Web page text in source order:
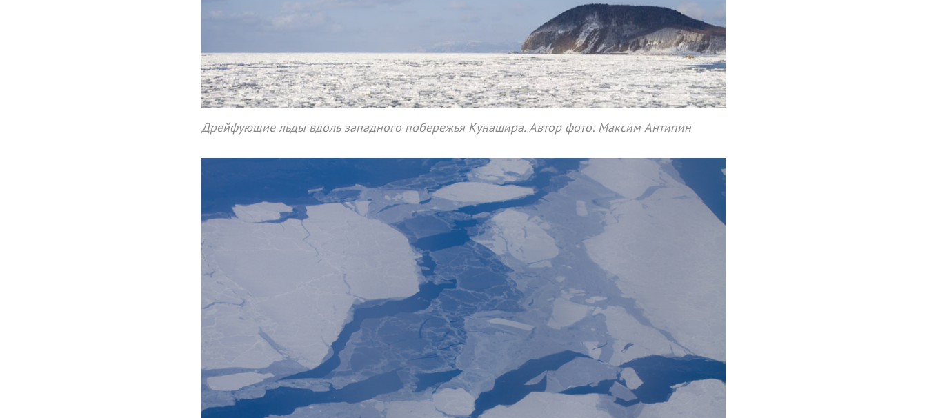
Дрейфующие льды вдоль западного побережья Кунашира. Автор фото: Максим Антипин